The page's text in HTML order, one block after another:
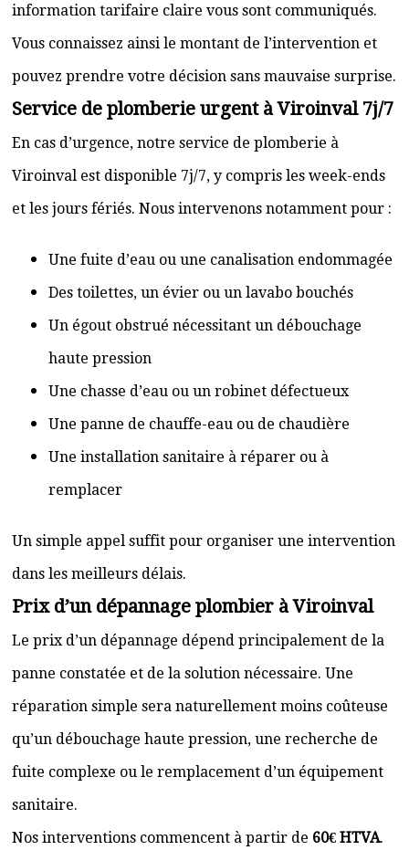
information tarifaire claire vous sont communiqués.
Vous connaissez ainsi le montant de l’intervention et
pouvez prendre votre décision sans mauvaise surprise.
Service de plomberie urgent à Viroinval 7j/7
En cas d’urgence, notre service de plomberie à
Viroinval est disponible 7j/7, y compris les week-ends
et les jours fériés. Nous intervenons notamment pour :
Une fuite d’eau ou une canalisation endommagée
Des toilettes, un évier ou un lavabo bouchés
Un égout obstrué nécessitant un débouchage
haute pression
Une chasse d’eau ou un robinet défectueux
Une panne de chauffe-eau ou de chaudière
Une installation sanitaire à réparer ou à
remplacer
Un simple appel suffit pour organiser une intervention
dans les meilleurs délais.
Prix d’un dépannage plombier à Viroinval
Le prix d’un dépannage dépend principalement de la
panne constatée et de la solution nécessaire. Une
réparation simple sera naturellement moins coûteuse
qu’un débouchage haute pression, une recherche de
fuite complexe ou le remplacement d’un équipement
sanitaire.
Nos interventions commencent à partir de 60€ HTVA.